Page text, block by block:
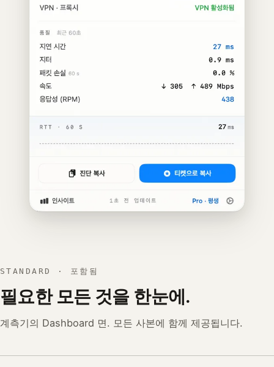
STANDARD · 포함됨
필요한 모든 것을 한눈에.
계측기의 Dashboard 면. 모든 사본에 함께 제공됩니다.